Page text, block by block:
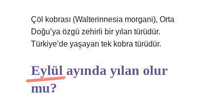
Çöl kobrası (Walterinnesia morgani), Orta
Doğu’ya özgü zehirli bir yılan türüdür.
Türkiye’de yaşayan tek kobra türüdür.
Eylül ayında yılan olur
mu?